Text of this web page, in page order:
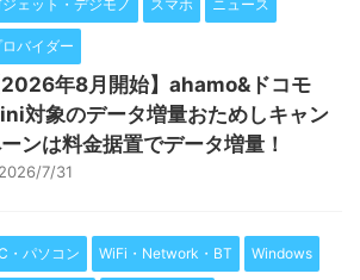
ジェット・デジモノ スマホ ニュース
ロバイダー
2026年8月開始】ahamo&ドコモ
対象のデータ増量おためしキャン
ンは料金据置でデータ増量！
2026/7/31
・パソコン WiFi・Network・BT Windows